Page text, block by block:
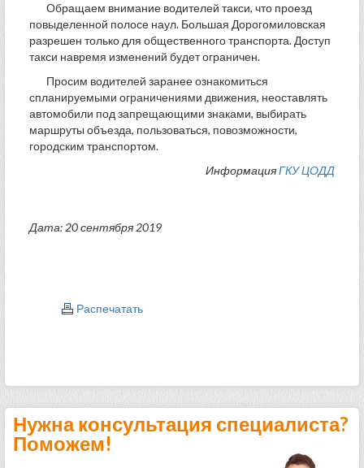
Обращаем внимание водителей такси, что проезд
повыделенной полосе наул. Большая Дорогомиловская
разрешен только для общественного транспорта. Доступ
такси навремя изменений будет ограничен.
Просим водителей заранее ознакомиться
спланируемыми ограничениями движения, неоставлять
автомобили под запрещающими знаками, выбирать
маршруты объезда, пользоваться, повозможности,
городским транспортом.
ИнформацияГКУ ЦОДД
Дата: 20 сентября 2019
Распечатать
Нужна консультация специалиста?
Поможем!